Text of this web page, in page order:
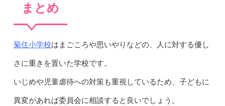
まとめ
菊住小学校はまごころや思いやりなどの、人に対する優し
さに重きを置いた学校です。
いじめや児童虐待への対策も重視しているため、子どもに
異変があれば委員会に相談すると良いでしょう。